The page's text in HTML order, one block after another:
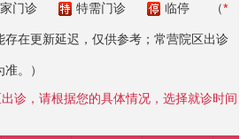
门诊 特需门诊 临停 （*
存在更新延迟，仅供参考；常营院区出诊
。）
诊，请根据您的具体情况，选择就诊时间